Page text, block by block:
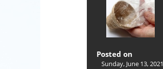
Posted on
Sunday, June 13, 2021